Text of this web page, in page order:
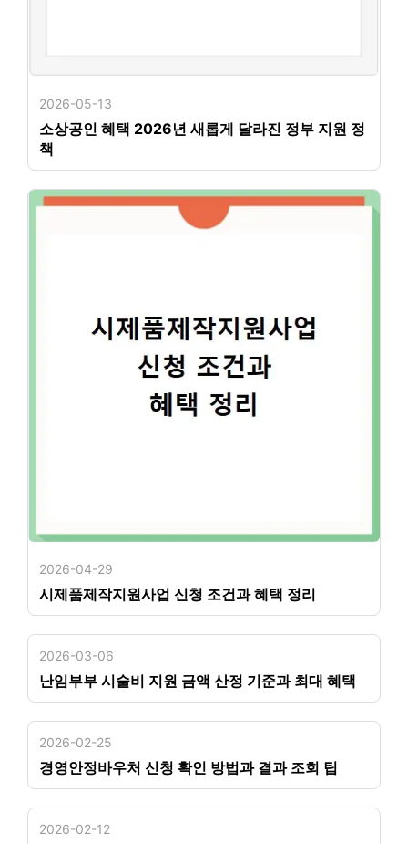
2026-05-13
소상공인 혜택 2026년 새롭게 달라진 정부 지원 정
책
2026-04-29
시제품제작지원사업 신청 조건과 혜택 정리
2026-03-06
난임부부 시술비 지원 금액 산정 기준과 최대 혜택
2026-02-25
경영안정바우처 신청 확인 방법과 결과 조회 팁
2026-02-12